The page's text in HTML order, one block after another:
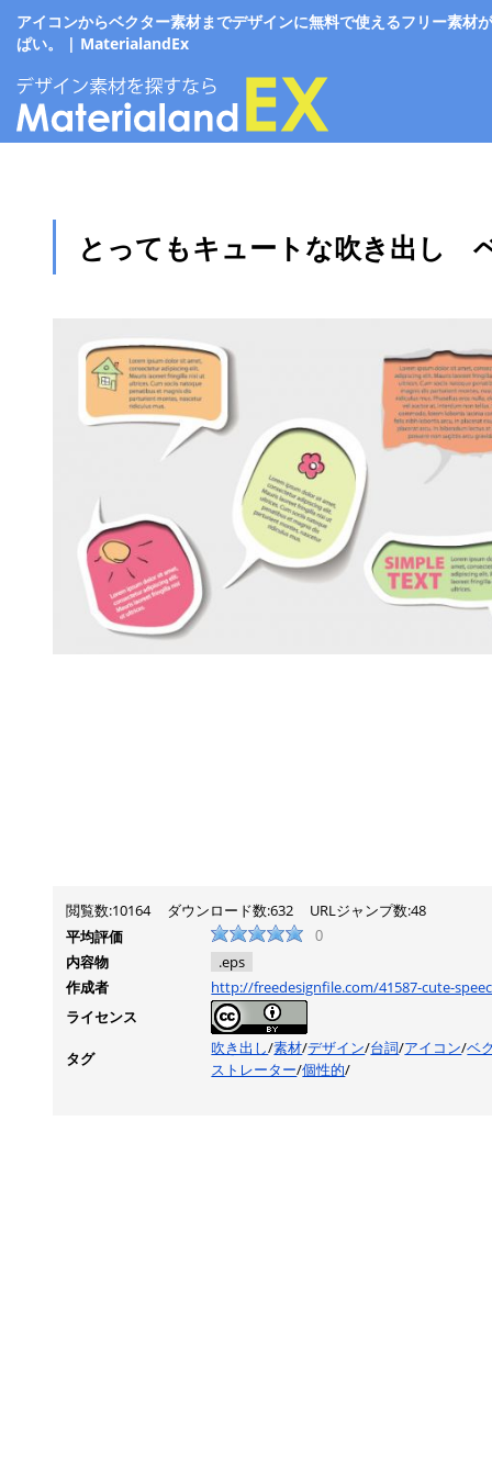
アイコンからベクター素材までデザインに無料で使えるフリー素材
ぱい。 | MaterialandEx
とってもキュートな吹き出し
閲覧数:10164 ダウンロード数:632
URLジャンプ数:48
平均評価
0
内容物
.eps
作成者
http://freedesignfile.com/41587-cute-
ライセンス
タグ
吹き出し/素材/デザイン/台詞/アイコン/ベ
ストレーター/個性的/